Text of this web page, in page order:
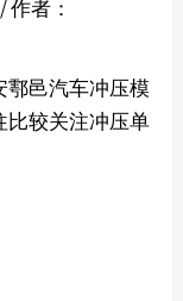
/ 作者：
鄠邑汽车冲压模
比较关注冲压单